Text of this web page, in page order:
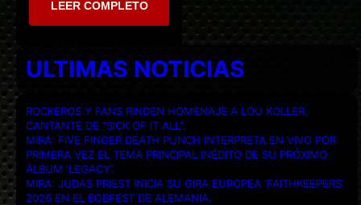
LEER COMPLETO
ULTIMAS NOTICIAS
ROCKEROS Y FANS RINDEN HOMENAJE A LOU KOLLER,
CANTANTE DE “SICK OF IT ALL”.
MIRA: FIVE FINGER DEATH PUNCH INTERPRETA EN VIVO POR
PRIMERA VEZ EL TEMA PRINCIPAL INÉDITO DE SU PRÓXIMO
ÁLBUM ‘LEGACY’.
MIRA: JUDAS PRIEST INICIA SU GIRA EUROPEA ‘FAITHKEEPERS’
2026 EN EL BOBFEST DE ALEMANIA.